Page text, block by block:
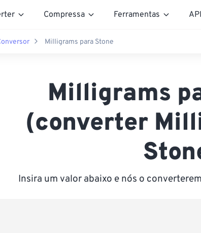
Compressa Ferramentas API
Milligrams para Stone
Milligrams
(converter
Insira um valor abaixo e nós o